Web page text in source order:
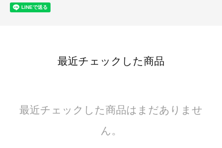
最近チェックした商品
最近チェックした商品はまだありませ
ん。